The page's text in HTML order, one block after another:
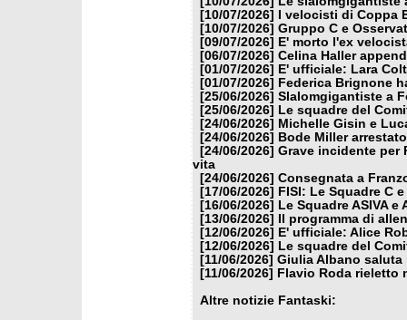
[10/07/2026]
I velocisti di Coppa
[10/07/2026] Gruppo C e
[09/07/2026]
E' morto l'ex
[06/07/2026] Celina Haller
[01/07/2026]
E' ufficiale: Lara
[01/07/2026]
Federica Brignone
[25/06/2026] Slalomgigantiste a
[25/06/2026]
Le squadre del
[24/06/2026] Michelle Gisin e
[24/06/2026]
Bode Miller
[24/06/2026] Grave incidente per
vita
[24/06/2026] Consegnata a
[17/06/2026]
FISI: Le Squadre C
[16/06/2026]
Le Squadre ASIVA
[13/06/2026]
Il programma di
[12/06/2026]
E' ufficiale: Alice
[12/06/2026]
Le squadre del
[11/06/2026] Giulia Albano saluta
[11/06/2026]
Flavio Roda rieletto
Altre notizie Fantaski: